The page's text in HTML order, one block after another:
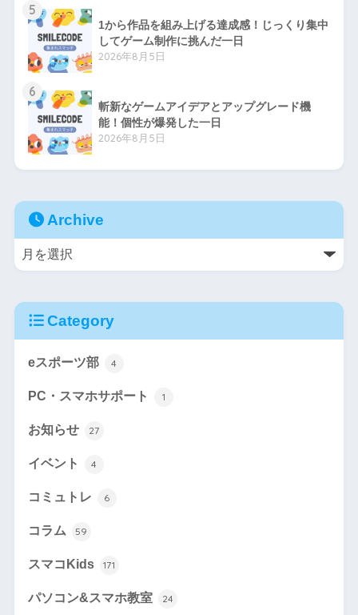
5
1から作品を組み上げる達成感！じっくり集中
してゲーム制作に挑んだ一日
2026年8月5日
6
斬新なゲームアイデアとアップグレード機
能！個性が爆発した一日
2026年8月5日
Archive
Category
eスポーツ部 4
PC・スマホサポート 1
お知らせ 27
イベント 4
コミュトレ 6
コラム 59
スマコKids 171
パソコン&スマホ教室 24